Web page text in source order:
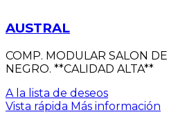
AUSTRAL
COMP. MODULAR SALON
NEGRO. **CALIDAD ALTA**
A la lista de deseos
Vista rápida Más información